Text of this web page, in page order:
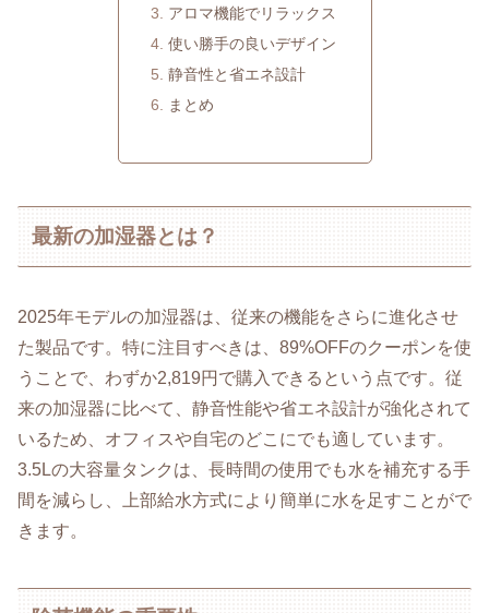
アロマ機能でリラックス
使い勝手の良いデザイン
静音性と省エネ設計
まとめ
最新の加湿器とは？
2025年モデルの加湿器は、従来の機能をさらに進化させ
た製品です。特に注目すべきは、89%OFFのクーポンを使
うことで、わずか2,819円で購入できるという点です。従
来の加湿器に比べて、静音性能や省エネ設計が強化されて
いるため、オフィスや自宅のどこにでも適しています。
3.5Lの大容量タンクは、長時間の使用でも水を補充する手
間を減らし、上部給水方式により簡単に水を足すことがで
きます。